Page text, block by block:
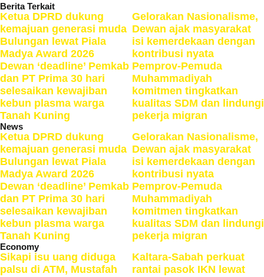
Berita Terkait
Ketua DPRD dukung
kemajuan generasi muda
Bulungan lewat Piala
Madya Award 2026
Gelorakan Nasionalisme,
Dewan ajak masyarakat
isi kemerdekaan dengan
kontribusi nyata
Dewan ‘deadline’ Pemkab
dan PT Prima 30 hari
selesaikan kewajiban
kebun plasma warga
Tanah Kuning
Pemprov-Pemuda
Muhammadiyah
komitmen tingkatkan
kualitas SDM dan lindungi
pekerja migran
News
Ketua DPRD dukung
kemajuan generasi muda
Bulungan lewat Piala
Madya Award 2026
Gelorakan Nasionalisme,
Dewan ajak masyarakat
isi kemerdekaan dengan
kontribusi nyata
Dewan ‘deadline’ Pemkab
dan PT Prima 30 hari
selesaikan kewajiban
kebun plasma warga
Tanah Kuning
Pemprov-Pemuda
Muhammadiyah
komitmen tingkatkan
kualitas SDM dan lindungi
pekerja migran
Economy
Sikapi isu uang diduga
palsu di ATM, Mustafah
Kaltara-Sabah perkuat
rantai pasok IKN lewat